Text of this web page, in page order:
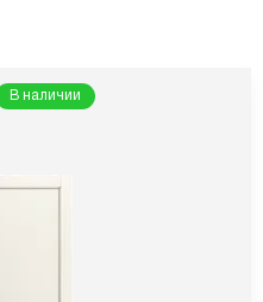
В наличии